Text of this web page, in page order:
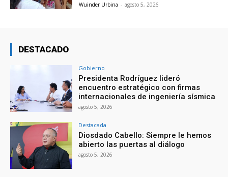
Wuinder Urbina - agosto 5, 2026
DESTACADO
Gobierno
Presidenta Rodríguez lideró
encuentro estratégico con firmas
internacionales de ingeniería sísmica
agosto 5, 2026
Destacada
Diosdado Cabello: Siempre le hemos
abierto las puertas al diálogo
agosto 5, 2026